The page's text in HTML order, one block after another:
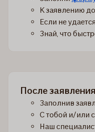
К заявлению
Если не
Знай, что
После
Заполнив
С тобой и/или
Наш